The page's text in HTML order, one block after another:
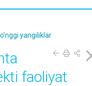
yangiliklar
faoliyat